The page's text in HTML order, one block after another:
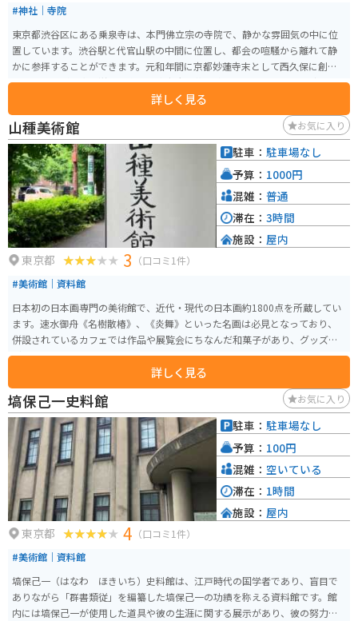
#神社｜寺院
東京都渋谷区にある乗泉寺は、本門佛立宗の寺院で、静かな雰囲気の中に位
置しています。渋谷駅と代官山駅の中間に位置し、都会の喧騒から離れて静
かに参拝することができます。元和年間に京都妙蓮寺末として西久保に創建
されましたが、太平洋戦争末期の東京大空襲で焼失した後、現在地に移転
ます。特に秋には紅葉が美しいです。建築様式も見どころの一つで、伝統的な
日本の寺院建築の美しさを楽しむことができます。寺院内では、定期的に法
要やイベントが開催されており、地元の人々や観光客に親しまれています。
詳しく見る
山種美術館 お気に入り
東京都 3 （口コミ1件）
#美術館｜資料館
日本初の日本画専門の美術館で、近代・現代の日本画約1800点を所蔵してい
ます。速水御舟《名樹散椿》、《炎舞》といった名画は必見となっており、
併設されているカフェでは作品や展覧会にちなんだ和菓子があり、グッズな
ども販売されています。
詳しく見る
駐車： 駐車場なし
予算： 1000円
混雑： 普通
滞在： 3時間
施設： 屋内
塙保己一史料館 お気に入り
東京都 4 （口コミ1件）
#美術館｜資料館
塙保己一（はなわ ほきいち）史料館は、江戸時代の国学者であり、盲目で
ありながら「群書類従」を編纂した塙保己一の功績を称える資料館です。館
内には塙保己一が使用した道具や彼の生涯に関する展示があり、彼の努力と
駐車： 駐車場なし
予算： 100円
混雑： 空いている
滞在： 1時間
施設： 屋内